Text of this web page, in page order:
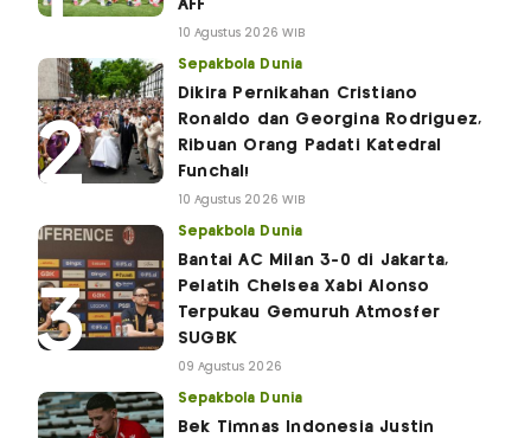
AFF
10 Agustus 2026 WIB
Sepakbola Dunia
Dikira Pernikahan Cristiano
Ronaldo dan Georgina Rodriguez,
Ribuan Orang Padati Katedral
Funchal!
10 Agustus 2026 WIB
Sepakbola Dunia
Bantai AC Milan 3-0 di Jakarta,
Pelatih Chelsea Xabi Alonso
Terpukau Gemuruh Atmosfer
SUGBK
09 Agustus 2026
Sepakbola Dunia
Bek Timnas Indonesia Justin